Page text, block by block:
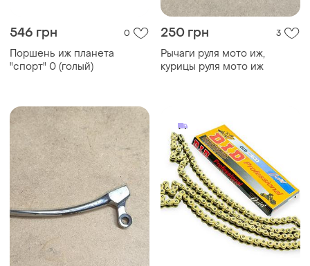
546 грн 0
Поршень иж планета
"спорт" 0 (голый)
250 грн 3
Рычаги руля мото иж,
курицы руля мото иж